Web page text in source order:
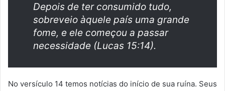
Depois de ter consumido tudo,
sobreveio àquele país uma grande
fome, e ele começou a passar
necessidade (Lucas 15:14).
No versículo 14 temos notícias do início de sua ruína. Seus